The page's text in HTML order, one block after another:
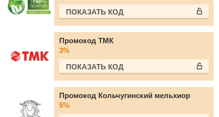
ПОКАЗАТЬ КОД
Промокод ТМК
3%
ПОКАЗАТЬ КОД
Промокод Кольчугинский мельхиор
5%